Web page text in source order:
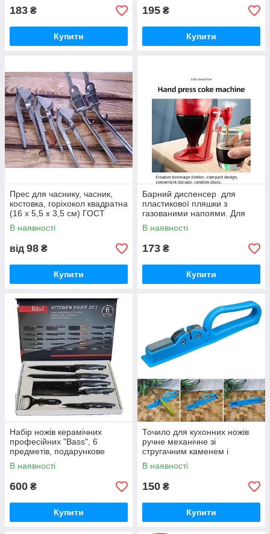
183 ₴
Купити
195 ₴
Купити
Прес для часнику, часник,
костовка, горіхокол квадратна
(16 х 5,5 х 3,5 см) ГОСТ
В наявності
від 98 ₴
Купити
Барний диспенсер для
пластикової пляшки з
газованими напоями. Для
бару, дому, офісу, вечірок
В наявності
173 ₴
Купити
Набір ножів керамічних
професійних "Bass", 6
предметів, подарункове
паковання
В наявності
600 ₴
Купити
Точило для кухонних ножів
ручне механічне зі
стругачним каменем і
шліфувальним каменем
"Felador Cuchillo" IKE
В наявності
150 ₴
Купити